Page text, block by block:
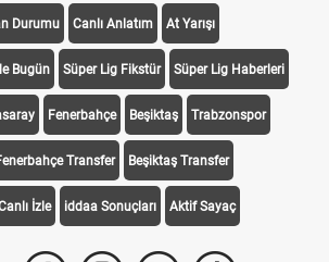
Durumu Canlı Anlatım At Yarışı
Bugün Süper Lig Fikstür Süper Lig Haberleri
Fenerbahçe Beşiktaş Trabzonspor
Transfer Beşiktaş Transfer
İzle iddaa Sonuçları Aktif Sayaç